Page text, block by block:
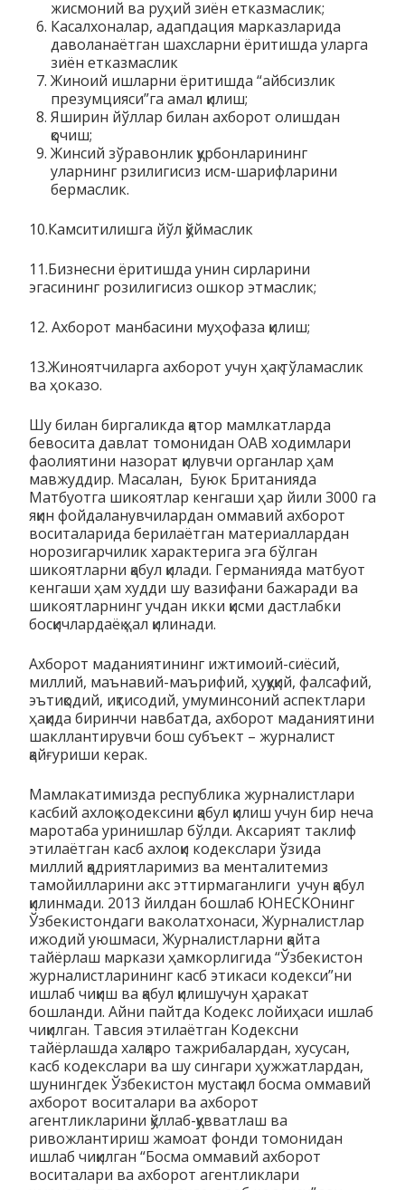
жисмоний ва руҳий зиён етказмаслик;
Касалхоналар, адапдация марказларида
даволанаётган шахсларни ёритишда уларга
зиён етказмаслик
Жиноий ишларни ёритишда “айбсизлик
презумцияси”га амал қилиш;
Яширин йўллар билан ахборот олишдан
қочиш;
Жинсий зўравонлик қурбонларининг
уларнинг рзилигисиз исм-шарифларини
бермаслик.
10.Камситилишга йўл қўймаслик
11.Бизнесни ёритишда унин сирларини
эгасининг розилигисиз ошкор этмаслик;
12. Ахборот манбасини муҳофаза қилиш;
13.Жиноятчиларга ахборот учун ҳақ тўламаслик
ва ҳоказо.
Шу билан биргаликда қатор мамлкатларда
бевосита давлат томонидан ОАВ ходимлари
фаолиятини назорат қилувчи органлар ҳам
мавжуддир. Масалан, Буюк Британияда
Матбуотга шикоятлар кенгаши ҳар йили 3000 га
яқин фойдаланувчилардан оммавий ахборот
воситаларида берилаётган материаллардан
норозигарчилик характерига эга бўлган
шикоятларни қабул қилади. Германияда матбуот
кенгаши ҳам худди шу вазифани бажаради ва
шикоятларнинг учдан икки қисми дастлабки
босқичлардаёқ ҳал қилинади.
Ахборот маданиятининг ижтимоий-сиёсий,
миллий, маънавий-маърифий, ҳуқуқий, фалсафий,
эътиқодий, иқтисодий, умуминсоний аспектлари
ҳақида биринчи навбатда, ахборот маданиятини
шакллантирувчи бош субъект – журналист
қайғуриши керак.
Мамлакатимизда республика журналистлари
касбий ахлоқ кодексини қабул қилиш учун бир неча
маротаба уринишлар бўлди. Аксарият таклиф
этилаётган касб ахлоқи кодекслари ўзида
миллий қадриятларимиз ва менталитемиз
тамойилларини акс эттирмаганлиги учун қабул
қилинмади. 2013 йилдан бошлаб ЮНЕСКОнинг
Ўзбекистондаги ваколатхонаси, Журналистлар
ижодий уюшмаси, Журналистларни қайта
тайёрлаш маркази ҳамкорлигида “Ўзбекистон
журналистларининг касб этикаси кодекси”ни
ишлаб чиқиш ва қабул қилишучун ҳаракат
бошланди. Айни пайтда Кодекс лойиҳаси ишлаб
чиқилган. Тавсия этилаётган Кодексни
тайёрлашда халқаро тажрибалардан, хусусан,
касб кодекслари ва шу сингари ҳужжатлардан,
шунингдек Ўзбекистон мустақил босма оммавий
ахборот воситалари ва ахборот
агентликларини қўллаб-қувватлаш ва
ривожлантириш жамоат фонди томонидан
ишлаб чиқилган “Босма оммавий ахборот
воситалари ва ахборот агентликлари